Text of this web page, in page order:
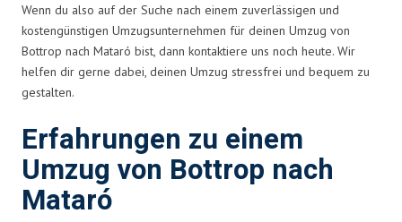
Wenn du also auf der Suche nach einem zuverlässigen und
kostengünstigen Umzugsunternehmen für deinen Umzug von
Bottrop nach Mataró bist, dann kontaktiere uns noch heute. Wir
helfen dir gerne dabei, deinen Umzug stressfrei und bequem zu
gestalten.
Erfahrungen zu einem
Umzug von Bottrop nach
Mataró